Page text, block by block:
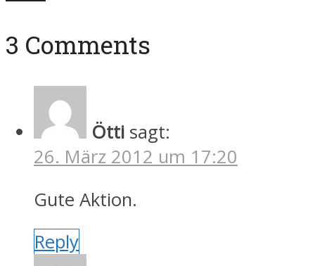
3 Comments
Ötti sagt:
26. März 2012 um 17:20
Gute Aktion.
Reply